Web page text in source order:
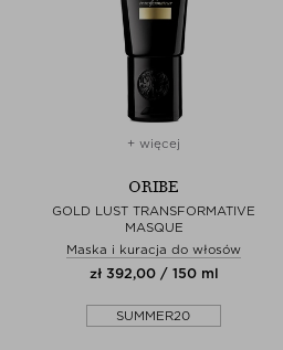
+ więcej
ORIBE
GOLD LUST TRANSFORMATIVE
MASQUE
Maska i kuracja do włosów
zł 392,00 / 150 ml
SUMMER20